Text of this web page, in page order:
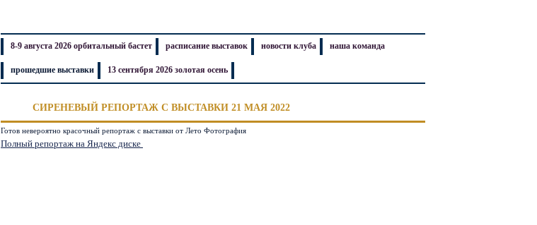
8-9 августа 2026 орбитальный бастет расписание выставок новости клуба наша команда
прошедшие выставки 13 сентября 2026 золотая осень
СИРЕНЕВЫЙ РЕПОРТАЖ С ВЫСТАВКИ 21 МАЯ 2022
Готов невероятно красочный репортаж с выставки от Лето Фотография
Полный репортаж на Яндекс диске